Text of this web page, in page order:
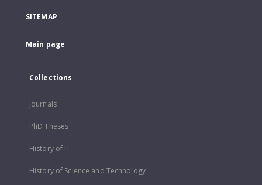
SITEMAP
Main page
Collections
Journals
PhD Theses
History of IT
History of Science and Technology